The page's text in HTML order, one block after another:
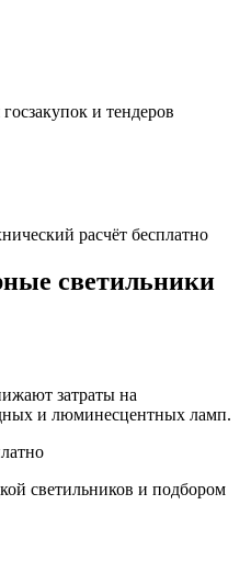
и тендеров
расчёт бесплатно
светильники
затраты на
и люминесцентных ламп.
светильников и подбором